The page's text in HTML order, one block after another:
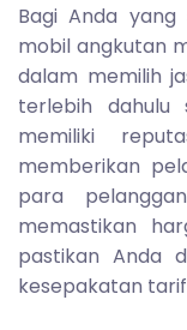
Bagi Anda
mobil angkutan
dalam memilih
terlebih dahulu
memiliki
memberikan
para
memastikan
pastikan Anda
kesepakatan